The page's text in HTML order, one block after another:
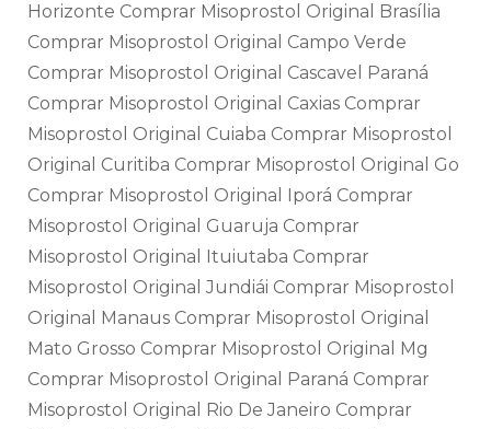
Horizonte Comprar Misoprostol Original Brasília
Comprar Misoprostol Original Campo Verde
Comprar Misoprostol Original Cascavel Paraná
Comprar Misoprostol Original Caxias Comprar
Misoprostol Original Cuiaba Comprar Misoprostol
Original Curitiba Comprar Misoprostol Original Go
Comprar Misoprostol Original Iporá Comprar
Misoprostol Original Guaruja Comprar
Misoprostol Original Ituiutaba Comprar
Misoprostol Original Jundiái Comprar Misoprostol
Original Manaus Comprar Misoprostol Original
Mato Grosso Comprar Misoprostol Original Mg
Comprar Misoprostol Original Paraná Comprar
Misoprostol Original Rio De Janeiro Comprar